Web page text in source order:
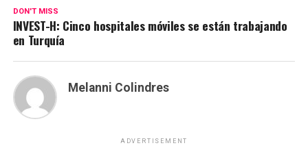
DON'T MISS
INVEST-H: Cinco hospitales móviles se están trabajando
en Turquía
Melanni Colindres
ADVERTISEMENT